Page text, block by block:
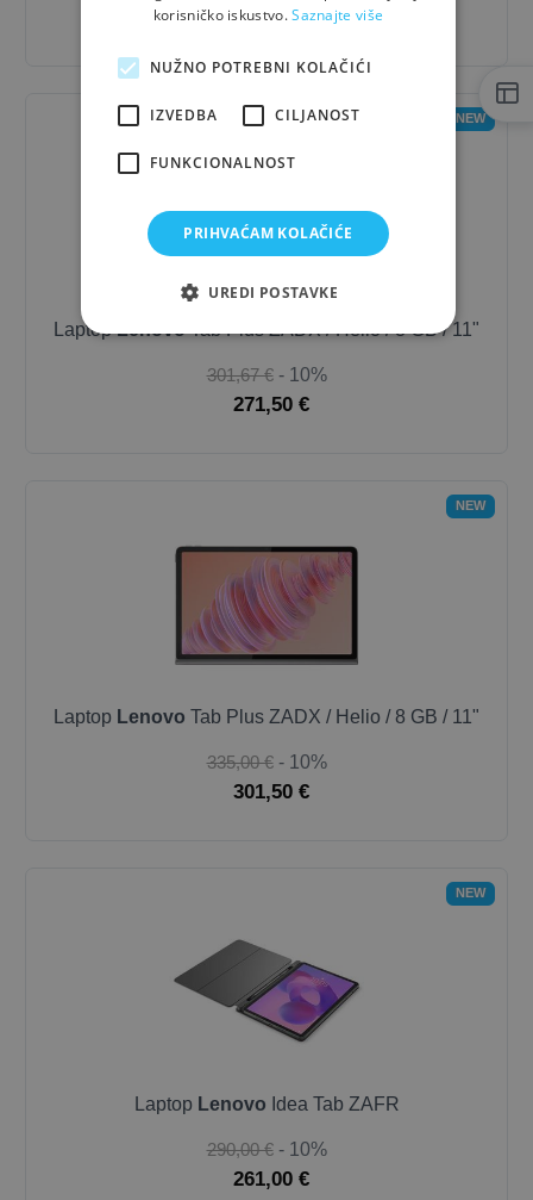
261,00 €
NEW
LaptopLenovoTab Plus ZADX / Helio / 8 GB / 11"
301,67 € - 10%
271,50 €
NEW
Laptop Lenovo Tab Plus ZADX / Helio / 8 GB / 11"
335,00 € - 10%
301,50 €
NEW
Laptop Lenovo Idea Tab ZAFR
290,00 € - 10%
261,00 €
korisničko iskustvo.Saznajte više
NUŽNO POTREBNI KOLAČIĆI
IZVEDBA CILJANOST
FUNKCIONALNOST
PRIHVAĆAM KOLAČIĆE
UREDI POSTAVKE